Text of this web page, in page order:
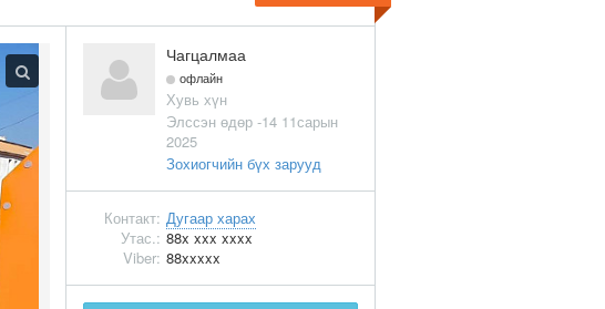
Чагцалмаа
офлайн
Хувь хүн
Элссэн өдөр -14 11сарын
2025
Зохиогчийн бүх зарууд
Контакт: Дугаар харах
Утас.: 88x xxx xxxx
Viber: 88xxxxx